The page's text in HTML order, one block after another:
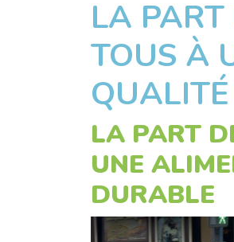
LA PART
TOUS À
LA PART
UNE
DURABLE